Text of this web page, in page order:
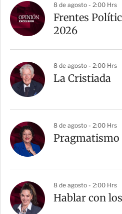
8 de agosto - 2:00 Hrs
Frentes
2026
8 de agosto - 2:00 Hrs
La Cristiada
8 de agosto - 2:00 Hrs
Pragmatismo
8 de agosto - 2:00 Hrs
Hablar con